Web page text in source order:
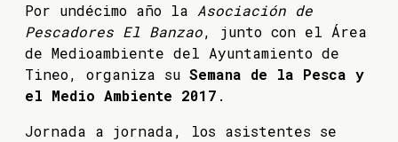
Por undécimo año la Asociación de
Pescadores El Banzao, junto con el Área
de Medioambiente del Ayuntamiento de
Tineo, organiza su Semana de la Pesca y
el Medio Ambiente 2017 .
Jornada a jornada, los asistentes se